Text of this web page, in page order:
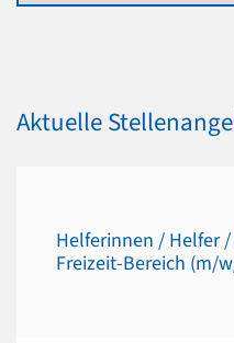
Aktuelle
Helferinnen / Helfer
Freizeit-Bereich (m/